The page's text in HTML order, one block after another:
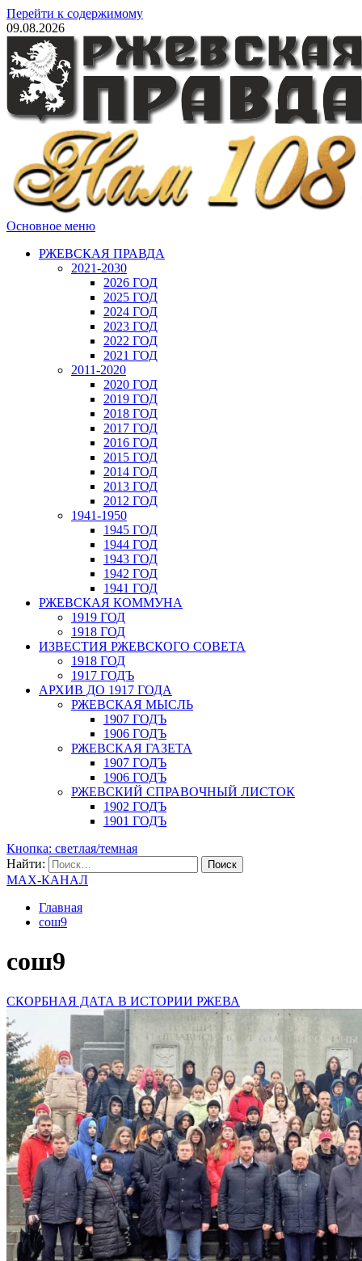
Перейти к содержимому
09.08.2026
Основное меню
РЖЕВСКАЯ ПРАВДА
2021-2030
2026 ГОД
2025 ГОД
2024 ГОД
2023 ГОД
2022 ГОД
2021 ГОД
2011-2020
2020 ГОД
2019 ГОД
2018 ГОД
2017 ГОД
2016 ГОД
2015 ГОД
2014 ГОД
2013 ГОД
2012 ГОД
1941-1950
1945 ГОД
1944 ГОД
1943 ГОД
1942 ГОД
1941 ГОД
РЖЕВСКАЯ КОММУНА
1919 ГОД
1918 ГОД
ИЗВЕСТИЯ РЖЕВСКОГО СОВЕТА
1918 ГОД
1917 ГОДЪ
АРХИВ ДО 1917 ГОДА
РЖЕВСКАЯ МЫСЛЬ
1907 ГОДЪ
1906 ГОДЪ
РЖЕВСКАЯ ГАЗЕТА
1907 ГОДЪ
1906 ГОДЪ
РЖЕВСКИЙ СПРАВОЧНЫЙ ЛИСТОК
1902 ГОДЪ
1901 ГОДЪ
Кнопка: светлая/темная
Найти:
MAX-КАНАЛ
Главная
сош9
сош9
СКОРБНАЯ ДАТА В ИСТОРИИ РЖЕВА